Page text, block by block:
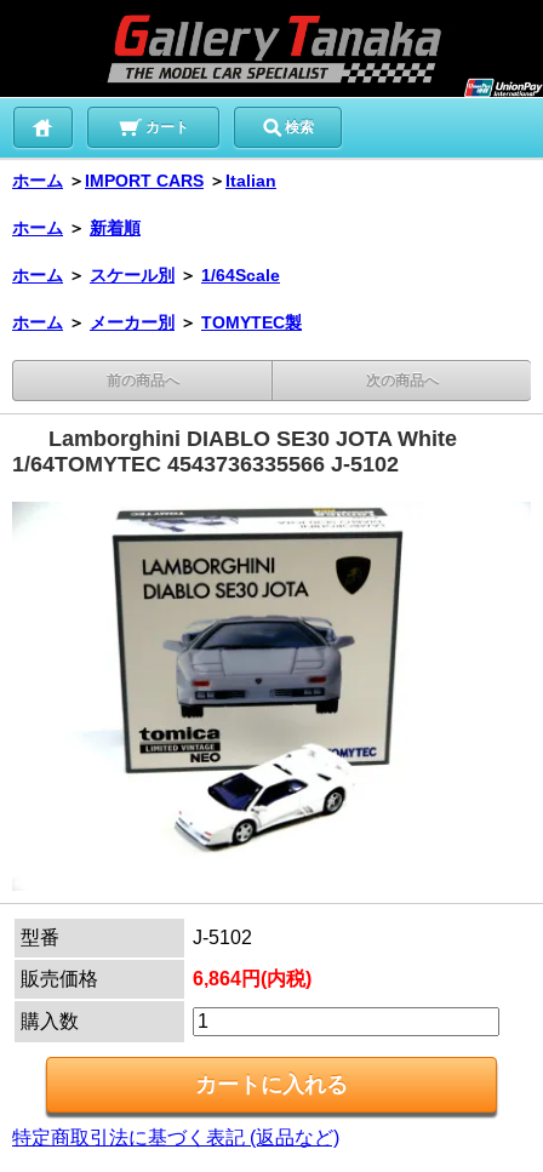
カート 検索
ホーム ＞ IMPORT CARS ＞ Italian
ホーム ＞ 新着順
ホーム ＞ スケール別 ＞ 1/64Scale
ホーム ＞ メーカー別 ＞ TOMYTEC製
前の商品へ 次の商品へ
Lamborghini DIABLO SE30 JOTA White
1/64TOMYTEC 4543736335566 J-5102
型番
J-5102
販売価格
6,864円(内税)
購入数
特定商取引法に基づく表記 (返品など)